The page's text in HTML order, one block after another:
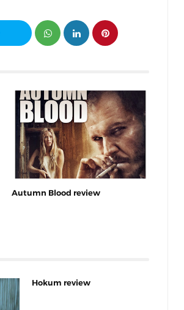
Autumn Blood review
Hokum review